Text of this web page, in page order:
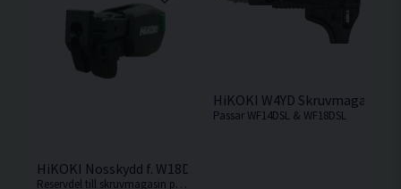
HiKOKI Nosskydd f. W18DA/-DB
Reservdel till skruvmagasin passande W18DA/W18DB.
HiKOKI W4YD Skruvmagasin
Passar WF14DSL & WF18DSL